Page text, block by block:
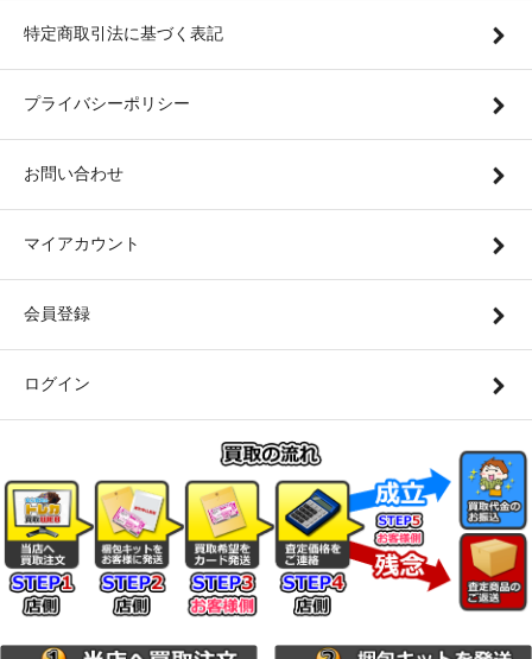
特定商取引法に基づく表記
プライバシーポリシー
お問い合わせ
マイアカウント
会員登録
ログイン